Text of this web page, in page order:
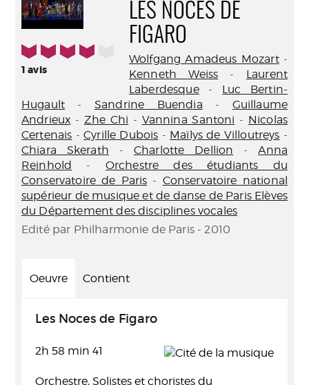
4/5
1avis
LES NOCES DE
FIGARO
Wolfgang Amadeus Mozart-
Kenneth Weiss - Laurent
Laberdesque- Luc Bertin-
Hugault - Sandrine Buendia - Guillaume
Andrieux - Zhe Chi - Vannina Santoni - Nicolas
Certenais -Cyrille Dubois - Maïlys de Villoutreys -
Chiara Skerath - Charlotte Dellion -Anna
Reinhold - Orchestre des étudiants du
Conservatoire de Paris - Conservatoire national
supérieur de musique et de danse de Paris Elèves
du Département des disciplines vocales
Edité par Philharmonie de Paris - 2010
Oeuvre Contient
Les Noces de Figaro
2h 58 min 41
Orchestre, Solistes et choristes du